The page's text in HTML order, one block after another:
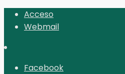
Acceso
Webmail
Facebook